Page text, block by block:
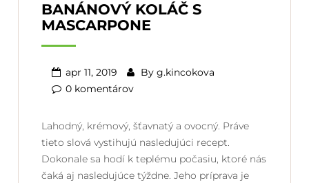
BANÁNOVÝ KOLÁČ S
MASCARPONE
apr 11, 2019 By g.kincokova
0 komentárov
Lahodný, krémový, šťavnatý a ovocný. Práve
tieto slová vystihujú nasledujúci recept.
Dokonale sa hodí k teplému počasiu, ktoré nás
čaká aj nasledujúce týždne. Jeho príprava je